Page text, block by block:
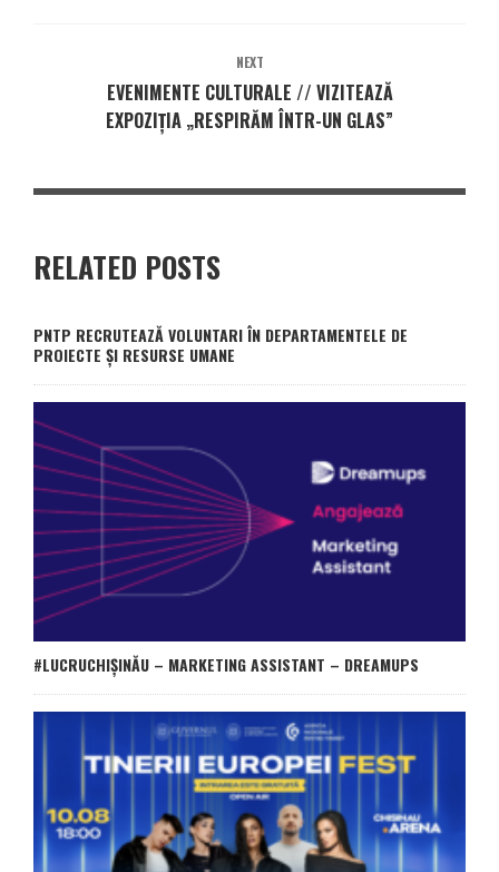
NEXT
EVENIMENTE CULTURALE // VIZITEAZĂ
EXPOZIȚIA „RESPIRĂM ÎNTR-UN GLAS”
RELATED POSTS
PNTP RECRUTEAZĂ VOLUNTARI ÎN DEPARTAMENTELE DE
PROIECTE ȘI RESURSE UMANE
#LUCRUCHIȘINĂU – MARKETING ASSISTANT – DREAMUPS